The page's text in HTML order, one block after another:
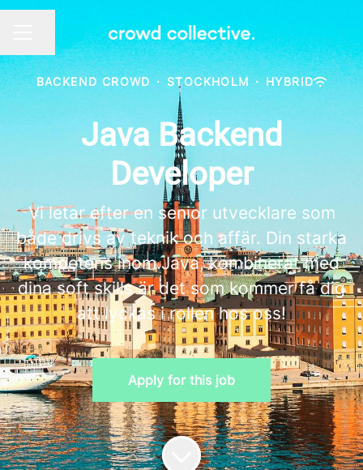
CAREER MENU
Share page
BACKEND CROWD · STOCKHOLM · HYBRID
Java Backend
Developer
Vi letar efter en senior utvecklare som
både drivs av teknik och affär. Din starka
kompetens inom Java, kombinerat med
dina soft skills är det som kommer få dig
att lyckas i rollen hos oss!
Apply for this job